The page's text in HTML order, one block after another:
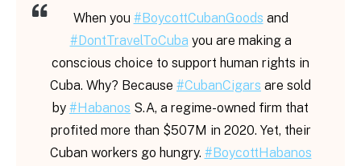
When you #BoycottCubanGoods and
#DontTravelToCuba you are making a
conscious choice to support human rights in
Cuba. Why? Because #CubanCigars are sold
by #Habanos S.A, a regime-owned firm that
profited more than $507M in 2020. Yet, their
Cuban workers go hungry. #BoycottHabanos